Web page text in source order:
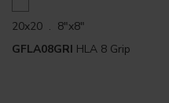
20x20 . 8"x8"
GFLA08GRI HLA 8 Grip